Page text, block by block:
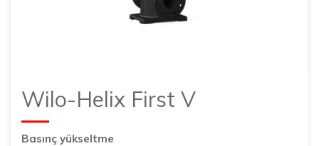
Wilo-Helix First V
Basınç yükseltme